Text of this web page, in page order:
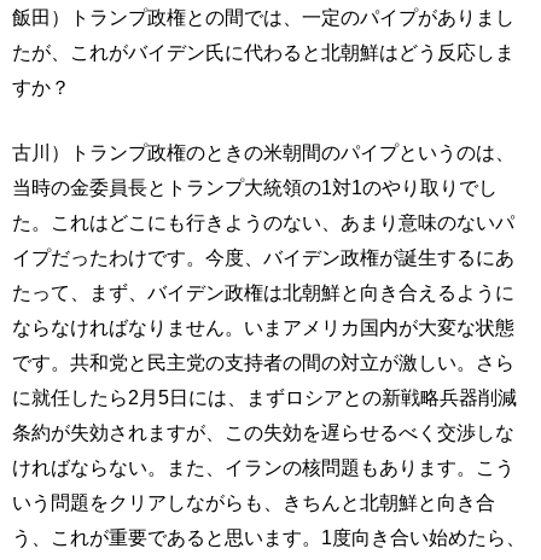
飯田）トランプ政権との間では、一定のパイプがありまし
たが、これがバイデン氏に代わると北朝鮮はどう反応しま
すか？
古川）トランプ政権のときの米朝間のパイプというのは、
当時の金委員長とトランプ大統領の1対1のやり取りでし
た。これはどこにも行きようのない、あまり意味のないパ
イプだったわけです。今度、バイデン政権が誕生するにあ
たって、まず、バイデン政権は北朝鮮と向き合えるように
ならなければなりません。いまアメリカ国内が大変な状態
です。共和党と民主党の支持者の間の対立が激しい。さら
に就任したら2月5日には、まずロシアとの新戦略兵器削減
条約が失効されますが、この失効を遅らせるべく交渉しな
ければならない。また、イランの核問題もあります。こう
いう問題をクリアしながらも、きちんと北朝鮮と向き合
う、これが重要であると思います。1度向き合い始めたら、